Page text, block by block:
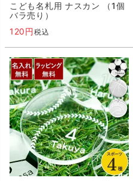
こども名札用 ナスカン （1個
バラ売り）
120
税込